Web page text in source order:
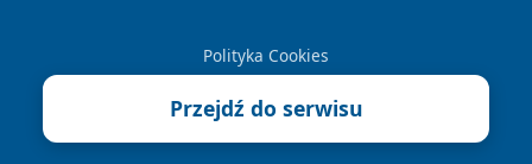
Polityka Cookies
Przejdź do serwisu